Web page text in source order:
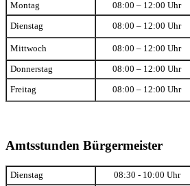
Montag 08:00 – 12:00 Uhr
Dienstag 08:00 – 12:00 Uhr
Mittwoch 08:00 – 12:00 Uhr
Donnerstag 08:00 – 12:00 Uhr
Freitag 08:00 – 12:00 Uhr
Amtsstunden Bürgermeister
Dienstag 08:30 - 10:00 Uhr